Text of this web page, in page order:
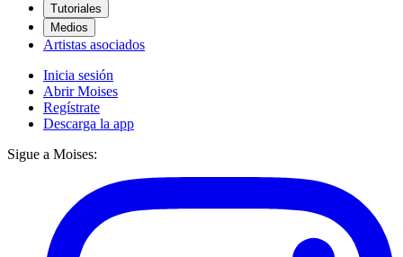
Tutoriales
Medios
Artistas asociados
Inicia sesión
Abrir Moises
Regístrate
Descarga la app
Sigue a Moises: